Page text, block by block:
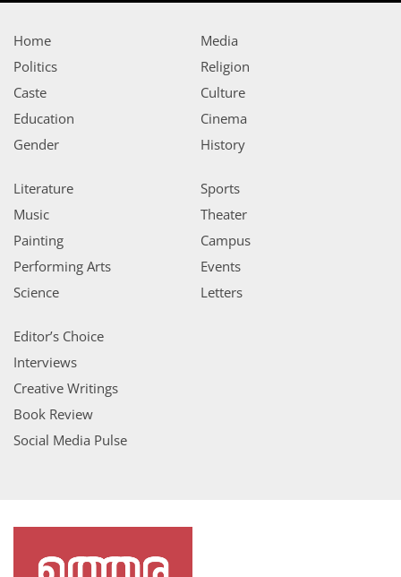
Home
Politics
Caste
Education
Gender
Media
Religion
Culture
Cinema
History
Literature
Music
Painting
Performing Arts
Science
Sports
Theater
Campus
Events
Letters
Editor’s Choice
Interviews
Creative Writings
Book Review
Social Media Pulse